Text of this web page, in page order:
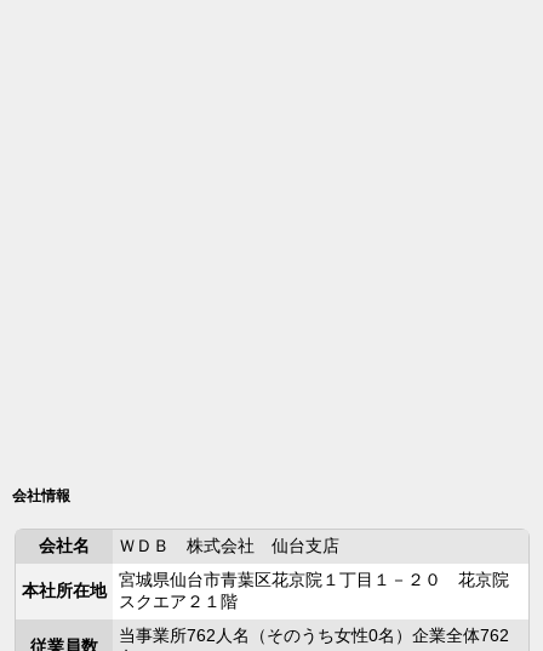
会社情報
会社名 ＷＤＢ 株式会社 仙台支店
本社所在地
宮城県仙台市青葉区花京院１丁目１－２０ 花京院
スクエア２１階
従業員数
当事業所762人名（そのうち女性0名）企業全体762